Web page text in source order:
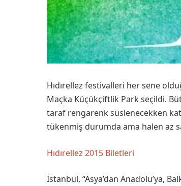
Hıdırellez festivalleri her sene
Maçka Küçükçiftlik Park seçildi.
taraf rengarenk süslenecekken
tükenmiş durumda ama halen az
Hıdırellez 2015 Biletleri
İstanbul, “Asya’dan Anadolu’ya,